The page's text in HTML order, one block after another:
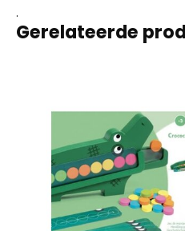
.
Gerelateerde